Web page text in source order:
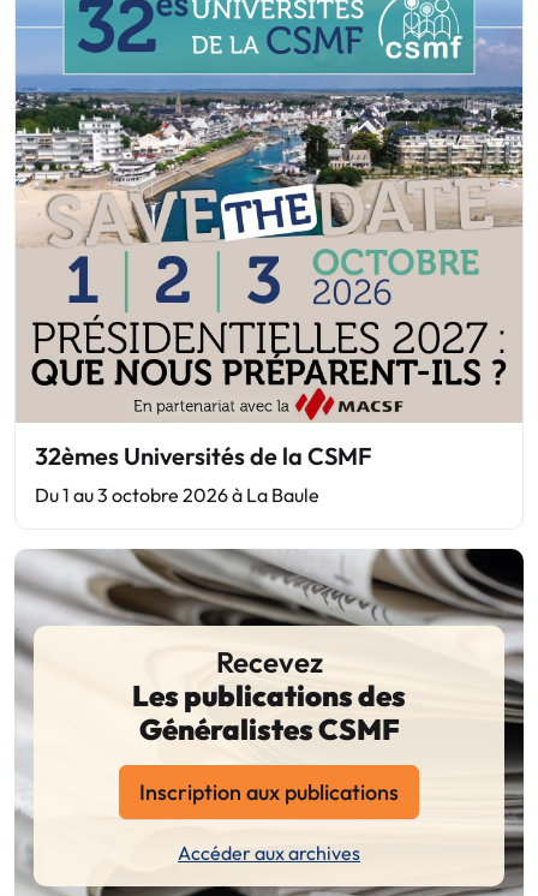
32èmes Universités de la CSMF
Du 1 au 3 octobre 2026 à La Baule
Recevez
Les publications des
Généralistes CSMF
Inscription aux publications
Accéder aux archives